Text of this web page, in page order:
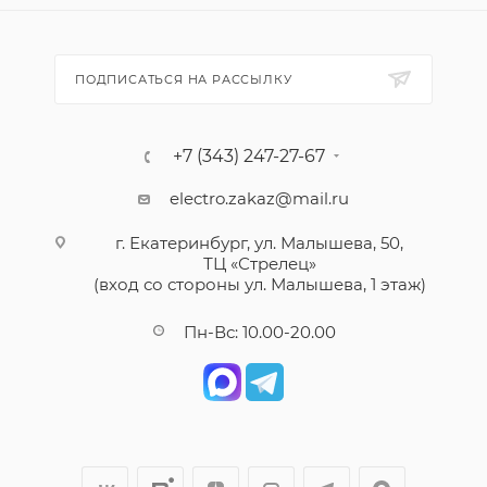
ПОДПИСАТЬСЯ НА РАССЫЛКУ
+7 (343) 247-27-67
electro.zakaz@mail.ru
г. Екатеринбург, ул. Малышева, 50,
ТЦ «Стрелец»
(вход со стороны ул. Малышева, 1 этаж)
Пн-Вс: 10.00-20.00